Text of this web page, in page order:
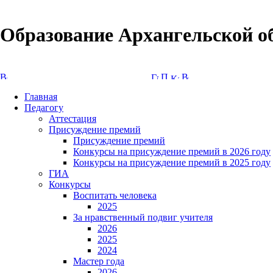
Образование Архангельской
Главная
Педагогу
Аттестация
Присуждение премий
Присуждение премий
Конкурсы на присуждение премий в 2026 году
Конкурсы на присуждение премий в 2025 году
ГИА
Конкурсы
Воспитать человека
2025
За нравственный подвиг учителя
2026
2025
2024
Мастер года